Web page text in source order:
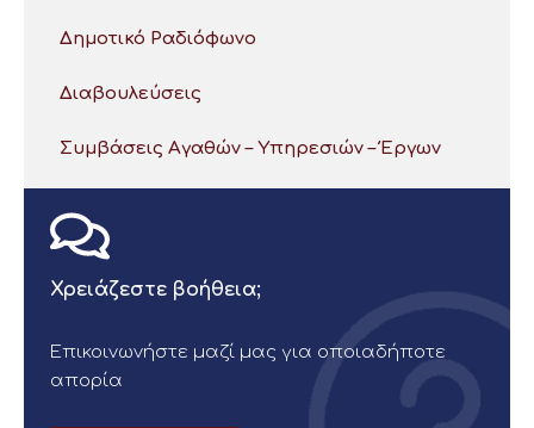
Δημοτικό Ραδιόφωνο
Διαβουλεύσεις
Συμβάσεις Αγαθών – Υπηρεσιών – Έργων
Χρειάζεστε βοήθεια;
Επικοινωνήστε μαζί μας για οποιαδήποτε
απορία